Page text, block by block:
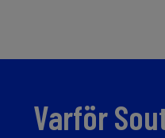
Varför